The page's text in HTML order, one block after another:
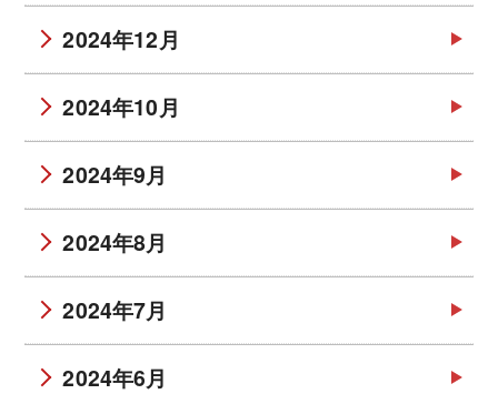
2024年12月
2024年10月
2024年9月
2024年8月
2024年7月
2024年6月